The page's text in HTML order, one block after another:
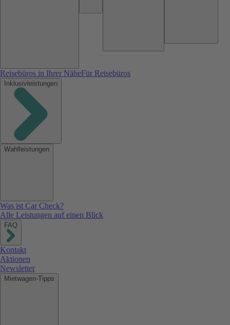
Reisebüros in Ihrer NäheFür Reisebüros
Inklusivleistungen
Wahlleistungen
Was ist Car Check?
Alle Leistungen auf einen Blick
FAQ
Kontakt
Aktionen
Newsletter
Mietwagen-Tipps